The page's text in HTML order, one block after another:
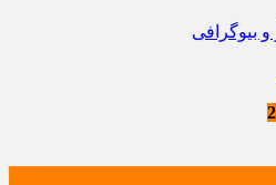
بیوگرافی